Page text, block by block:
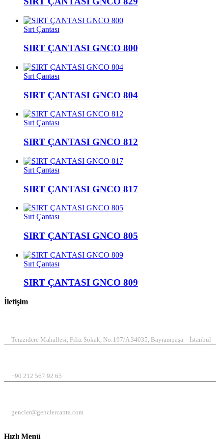
Sırt Çantası
SIRT ÇANTASI GNCO 800
Sırt Çantası
SIRT ÇANTASI GNCO 804
Sırt Çantası
SIRT ÇANTASI GNCO 812
Sırt Çantası
SIRT ÇANTASI GNCO 817
Sırt Çantası
SIRT ÇANTASI GNCO 805
Sırt Çantası
SIRT ÇANTASI GNCO 809
İletişim
Terazidere Mahallesi, Filiz Sokak, No:197/A 34035, Bayrampaşa – İstanbul
+90 212 567 92 65
gencler@genclercanta.com
Hızlı Menü